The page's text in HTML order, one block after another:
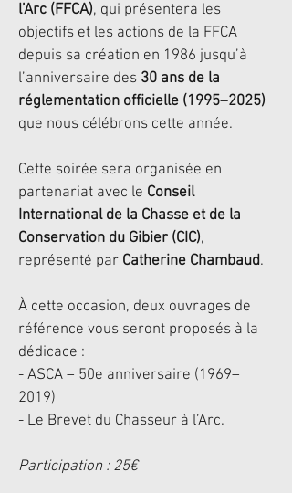
l’Arc (FFCA), qui présentera les
objectifs et les actions de la FFCA
depuis sa création en 1986 jusqu’à
l’anniversaire des 30 ans de la
réglementation officielle (1995–2025)
que nous célébrons cette année.
Cette soirée sera organisée en
partenariat avec le Conseil
International de la Chasse et de la
Conservation du Gibier (CIC),
représenté par Catherine Chambaud.
À cette occasion, deux ouvrages de
référence vous seront proposés à la
dédicace :
- ASCA – 50e anniversaire (1969–
2019)
- Le Brevet du Chasseur à l’Arc.
Participation : 25€